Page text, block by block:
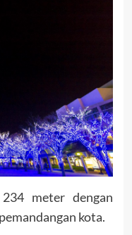
meter dengan
kota.